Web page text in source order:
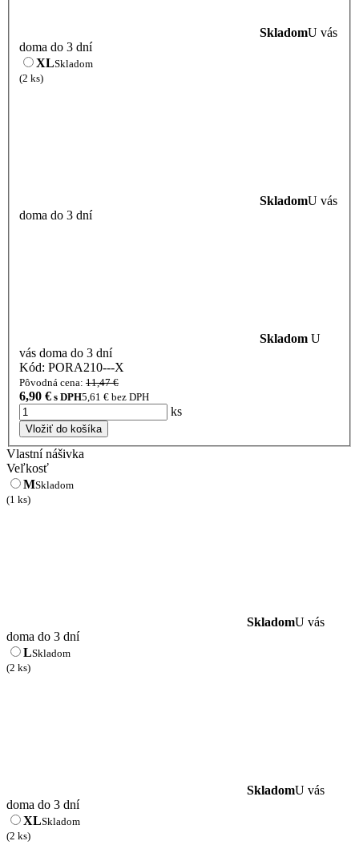
SkladomU vás
doma do 3 dní
XLSkladom
(2 ks)
SkladomU vás
doma do 3 dní
Skladom U
vás doma do 3 dní
Kód: PORA210---X
Pôvodná cena: 11,47 €
6,90 € s DPH5,61 € bez DPH
ks
Vložiť do košíka
Vlastní nášivka
Veľkosť
MSkladom
(1 ks)
SkladomU vás
doma do 3 dní
LSkladom
(2 ks)
SkladomU vás
doma do 3 dní
XLSkladom
(2 ks)